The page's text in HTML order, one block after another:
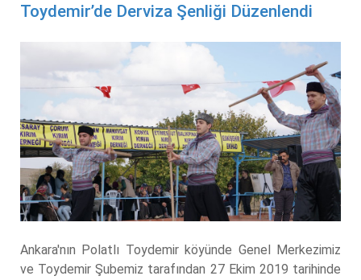
Toydemir’de Derviza Şenliği Düzenlendi
Ankara'nın Polatlı Toydemir köyünde Genel Merkezimiz
ve Toydemir Şubemiz tarafından 27 Ekim 2019 tarihinde